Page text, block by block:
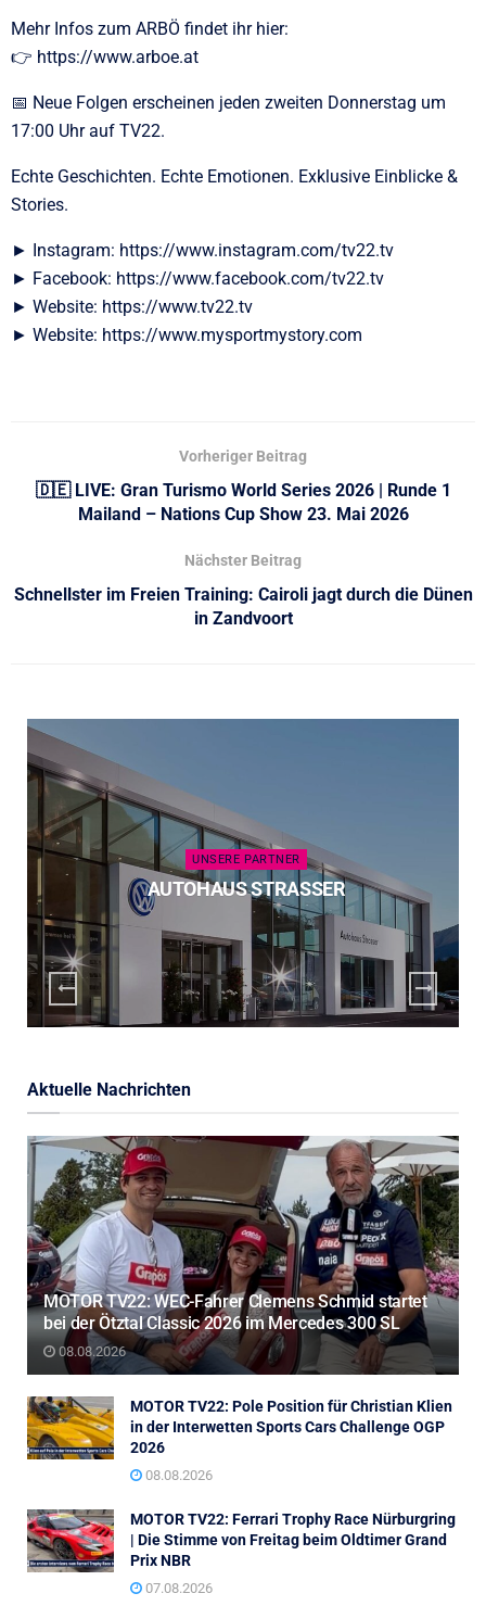
Mehr Infos zum ARBÖ findet ihr hier:
👉 https://www.arboe.at
📅 Neue Folgen erscheinen jeden zweiten Donnerstag um
17:00 Uhr auf TV22.
Echte Geschichten. Echte Emotionen. Exklusive Einblicke &
Stories.
► Instagram: https://www.instagram.com/tv22.tv
► Facebook: https://www.facebook.com/tv22.tv
► Website: https://www.tv22.tv
► Website: https://www.mysportmystory.com
Vorheriger Beitrag
🇩🇪 LIVE: Gran Turismo World Series 2026 | Runde 1
Mailand – Nations Cup Show 23. Mai 2026
Nächster Beitrag
Schnellster im Freien Training: Cairoli jagt durch die Dünen
in Zandvoort
UNSERE PARTNER
AUTOHAUS STRASSER
Aktuelle Nachrichten
MOTOR TV22: WEC-Fahrer Clemens Schmid startet
bei der Ötztal Classic 2026 im Mercedes 300 SL
08.08.2026
MOTOR TV22: Pole Position für Christian Klien
in der Interwetten Sports Cars Challenge OGP
2026
08.08.2026
MOTOR TV22: Ferrari Trophy Race Nürburgring
| Die Stimme von Freitag beim Oldtimer Grand
Prix NBR
07.08.2026